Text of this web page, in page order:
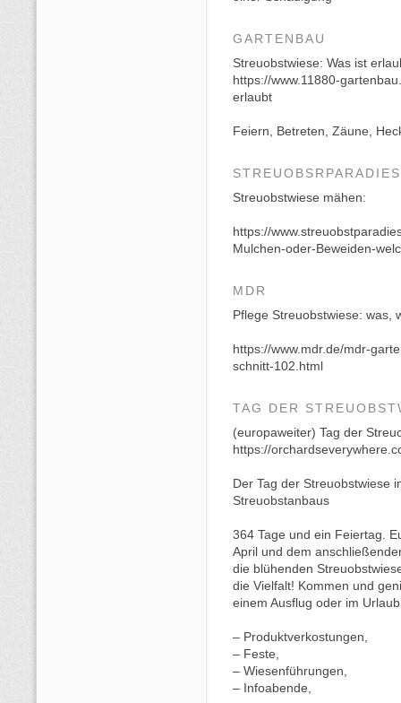
GARTENBAU
Streuobstwiese: Was ist
https://www.11880-
erlaubt
Feiern, Betreten, Zäune,
STREUOBSRPARADIES
Streuobstwiese mähen:
https://
Mulchen-oder-Beweiden-
MDR
Pflege Streuobstwiese: was,
https://www.mdr.de/mdr-
schnitt-102.html
TAG DER
(europaweiter) Tag der
https://
Der Tag der Streuobstwiese
Streuobstanbaus
364 Tage und ein Feiertag.
April und dem
die blühenden
die Vielfalt! Kommen und
einem Ausflug oder im
– Produktverkostungen,
– Feste,
– Wiesenführungen,
– Infoabende,